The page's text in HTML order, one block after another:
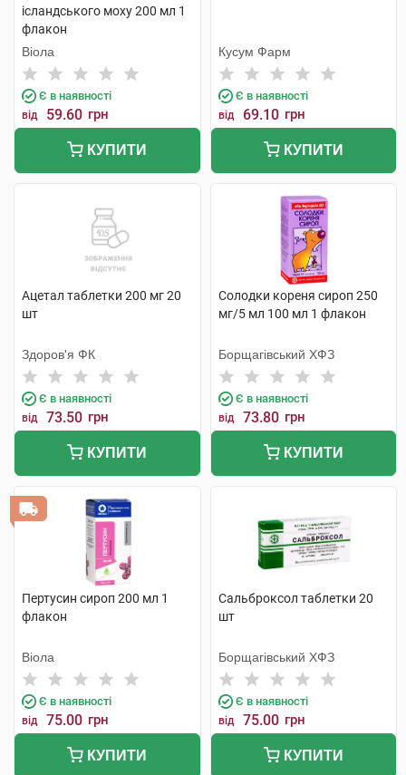
ісландського моху 200 мл 1
флакон
Віола
Є в наявності
від 59.60 грн
КУПИТИ
Кусум Фарм
Є в наявності
від 69.10 грн
КУПИТИ
Ацетал таблетки 200 мг 20
шт
Здоров'я ФК
Є в наявності
від 73.50 грн
КУПИТИ
Солодки кореня сироп 250
мг/5 мл 100 мл 1 флакон
Борщагівський ХФЗ
Є в наявності
від 73.80 грн
КУПИТИ
Пертусин сироп 200 мл 1
флакон
Віола
Є в наявності
від 75.00 грн
КУПИТИ
Сальброксол таблетки 20
шт
Борщагівський ХФЗ
Є в наявності
від 75.00 грн
КУПИТИ